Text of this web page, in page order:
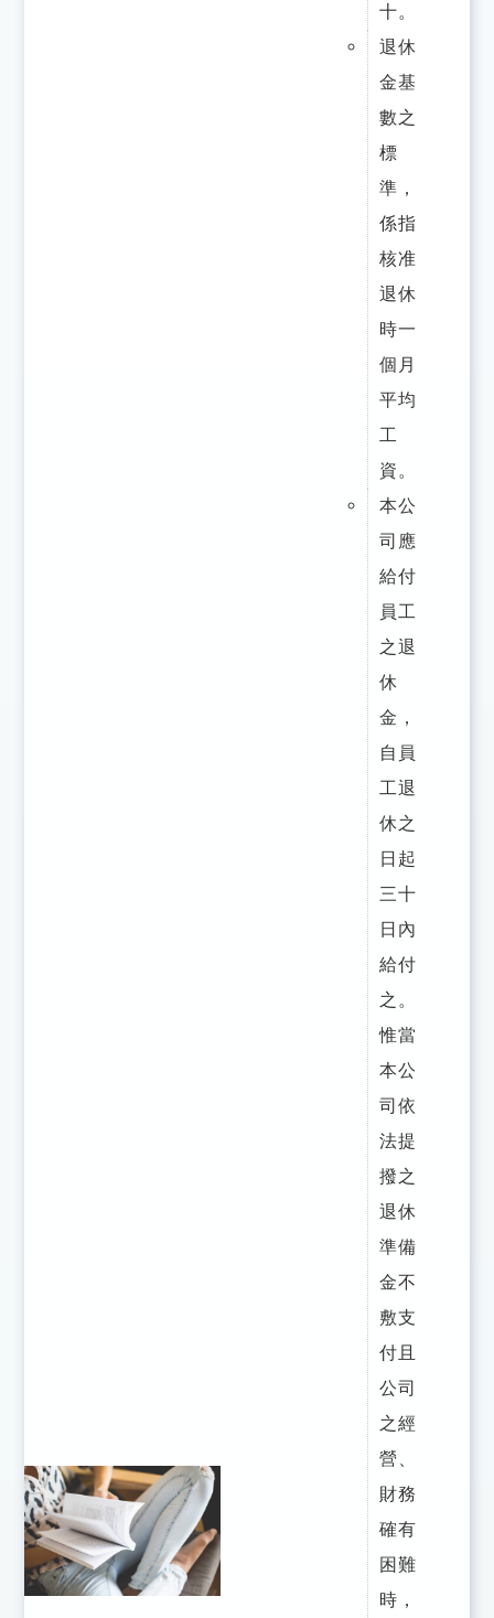
十。
退休
金基
數之
標
準，
係指
核准
退休
時一
個月
平均
工
資。
本公
司應
給付
員工
之退
休
金，
自員
工退
休之
日起
三十
日內
給付
之。
惟當
本公
司依
法提
撥之
退休
準備
金不
敷支
付且
公司
之經
營、
財務
確有
困難
時，